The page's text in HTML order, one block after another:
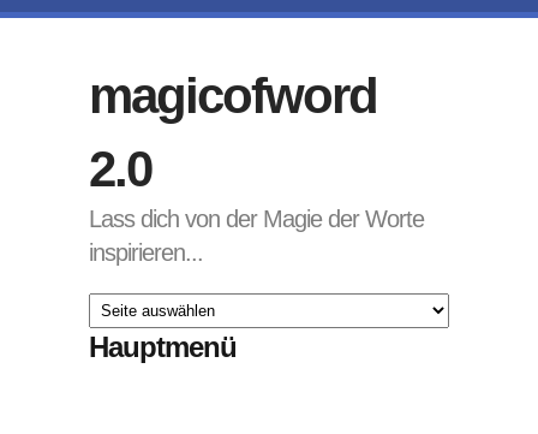
magicofword
2.0
Lass dich von der Magie der Worte
inspirieren...
Hauptmenü